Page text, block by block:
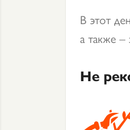
В этот
а также –
Не